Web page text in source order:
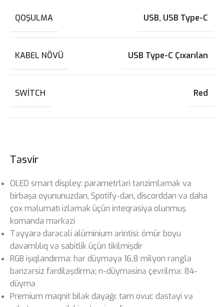
Təsvir
OLED smart displey: parametrləri tənzimləmək və
birbaşa oyununuzdan, Spotify-dan, discorddan və daha
çox məlumatı izləmək üçün inteqrasiya olunmuş
komanda mərkəzi
Təyyarə dərəcəli alüminium ərintisi: ömür boyu
davamlılıq və sabitlik üçün tikilmişdir
RGB işıqlandırma: hər düyməyə 16,8 milyon rənglə
bənzərsiz fərdiləşdirmə; n-düyməsinə çevrilmə: 84-
düymə
Premium maqnit bilək dayağı: tam ovuc dəstəyi və
QOŞULMA USB, USB Type-C
KABEL NÖVÜ USB Type-C Çıxarılan
SWITCH Red